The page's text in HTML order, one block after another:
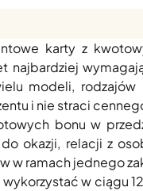
a jednocześnie
karty z
najbardziej
modeli,
i nie straci
bonu w
okazji, relacji z
w ramach jednego
w ciągu